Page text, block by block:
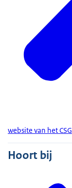
website van het CSG
Hoort bij